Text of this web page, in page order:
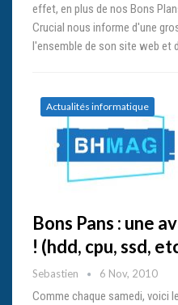
effet, en plus de nos Bons
Crucial nous informe d'une
l'ensemble de son site web et
Actualités informatique
Bons Pans : une
! (hdd, cpu, ssd,
Sebastien 6 Nov, 2010
Comme chaque samedi, voici